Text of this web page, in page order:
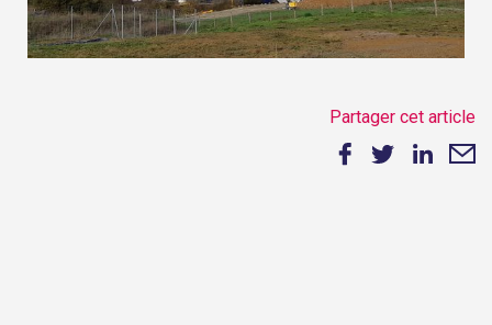
Partager cet article